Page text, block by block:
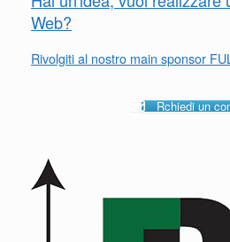
Web?
Rivolgiti al nostro main sponsor
Rchiedi un